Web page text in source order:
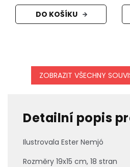
DO KOŠÍKU
ZOBRAZIT VŠECHNY
Detailní popis
Ilustrovala Ester Nemjó
Rozměry 19x15 cm, 18 stran